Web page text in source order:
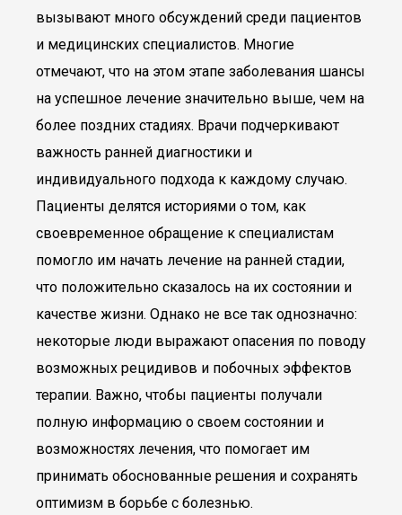
вызывают много обсуждений среди пациентов
и медицинских специалистов. Многие
отмечают, что на этом этапе заболевания шансы
на успешное лечение значительно выше, чем на
более поздних стадиях. Врачи подчеркивают
важность ранней диагностики и
индивидуального подхода к каждому случаю.
Пациенты делятся историями о том, как
своевременное обращение к специалистам
помогло им начать лечение на ранней стадии,
что положительно сказалось на их состоянии и
качестве жизни. Однако не все так однозначно:
некоторые люди выражают опасения по поводу
возможных рецидивов и побочных эффектов
терапии. Важно, чтобы пациенты получали
полную информацию о своем состоянии и
возможностях лечения, что помогает им
принимать обоснованные решения и сохранять
оптимизм в борьбе с болезнью.